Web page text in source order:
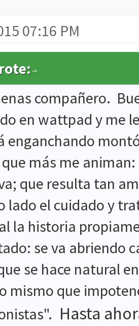
07:16 PM
compañero.
en wattpad y me
enganchando
más me
que resulta tan
lado el cuidado y
la historia
se va abriendo
se hace natural
mismo que
Hasta